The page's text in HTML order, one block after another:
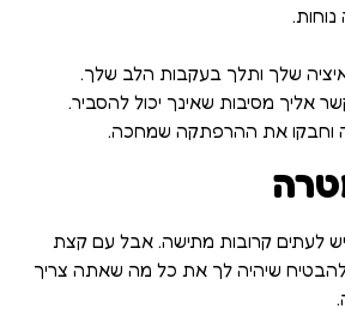
שלך ותלך בעקבות הלב שלך.
אליך מסיבות שאינך יכול להסביר.
וחבקו את ההרפתקה שמחכה.
לעתים קרובות מתישה. אבל עם קצת
להבטיח שיהיה לך את כל מה שאתה צריך